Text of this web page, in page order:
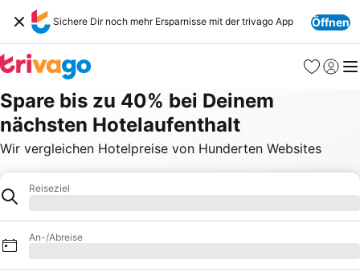
Sichere Dir noch mehr Ersparnisse mit der trivago App Öffnen
Favoriten
Spare bis zu 40% bei Deinem
nächsten Hotelaufenthalt
Wir vergleichen Hotelpreise von Hunderten Websites
Hotel
Reiseziel
An-/Abreise